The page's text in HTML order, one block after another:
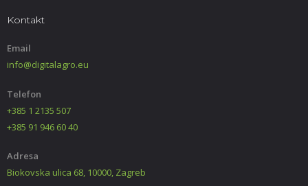
Kontakt
Email
info@digitalagro.eu
Telefon
+385 1 2135 507
+385 91 946 60 40
Adresa
Biokovska ulica 68, 10000, Zagreb